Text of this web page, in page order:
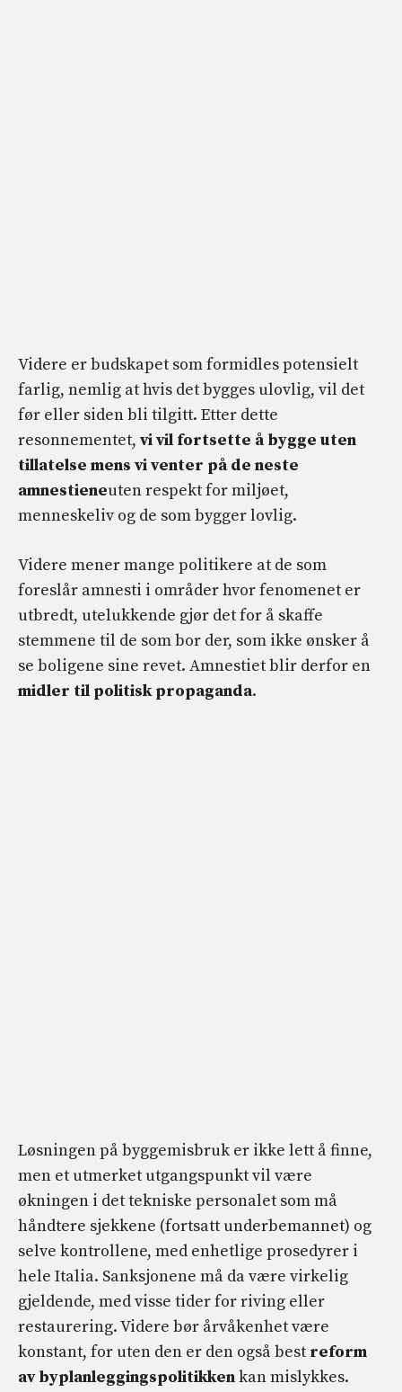
Videre er budskapet som formidles potensielt
farlig, nemlig at hvis det bygges ulovlig, vil det
før eller siden bli tilgitt. Etter dette
resonnementet, vi vil fortsette å bygge uten
tillatelse mens vi venter på de neste
amnestieneuten respekt for miljøet,
menneskeliv og de som bygger lovlig.
Videre mener mange politikere at de som
foreslår amnesti i områder hvor fenomenet er
utbredt, utelukkende gjør det for å skaffe
stemmene til de som bor der, som ikke ønsker å
se boligene sine revet. Amnestiet blir derfor en
midler til politisk propaganda.
Løsningen på byggemisbruk er ikke lett å finne,
men et utmerket utgangspunkt vil være
økningen i det tekniske personalet som må
håndtere sjekkene (fortsatt underbemannet) og
selve kontrollene, med enhetlige prosedyrer i
hele Italia. Sanksjonene må da være virkelig
gjeldende, med visse tider for riving eller
restaurering. Videre bør årvåkenhet være
konstant, for uten den er den også best reform
av byplanleggingspolitikkenkan mislykkes.